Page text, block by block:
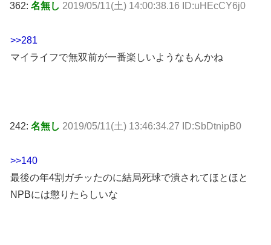
362: 名無し 2019/05/11(土) 14:00:38.16 ID:uHEcCY6j0
>>281
マイライフで無双前が一番楽しいようなもんかね
242: 名無し 2019/05/11(土) 13:46:34.27 ID:SbDtnipB0
>>140
最後の年4割ガチッたのに結局死球で潰されてほとほと
NPBには懲りたらしいな